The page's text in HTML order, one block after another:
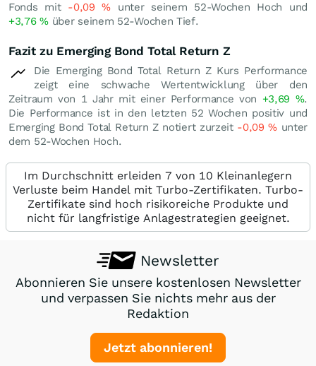
Fonds mit -0,09% unter seinem 52-Wochen Hoch und
+3,76%über seinem 52-Wochen Tief.
Fazit zu Emerging Bond Total Return Z
Die Emerging Bond Total Return Z Kurs Performance
zeigt eine schwache Wertentwicklung über den
Zeitraum von 1 Jahr mit einer Performance von +3,69 %.
Die Performance ist in den letzten 52 Wochen positiv und
Emerging Bond Total Return Z notiert zurzeit -0,09%unter
dem 52-Wochen Hoch.
Im Durchschnitt erleiden 7 von 10 Kleinanlegern
Verluste beim Handel mit Turbo-Zertifikaten. Turbo-
Zertifikate sind hoch risikoreiche Produkte und
nicht für langfristige Anlagestrategien geeignet.
Newsletter
Abonnieren Sie unsere kostenlosen Newsletter
und verpassen Sie nichts mehr aus der
Redaktion
Jetzt abonnieren!